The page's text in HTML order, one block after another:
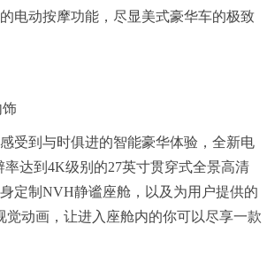
电动按摩功能，尽显美式豪华车的极致
受到与时俱进的智能豪华体验，全新电
达到4K级别的27英寸贯穿式全景高清
定制NVH静谧座舱，以及为用户提供的
动画，让进入座舱内的你可以尽享一款